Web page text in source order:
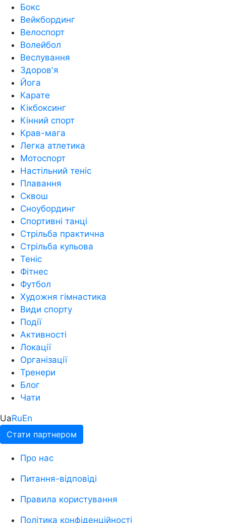
Бокс
Вейкбординг
Велоспорт
Волейбол
Веслування
Здоров'я
Йога
Карате
Кікбоксинг
Кінний спорт
Крав-мага
Легка атлетика
Мотоспорт
Настільний теніс
Плавання
Сквош
Сноубординг
Спортивні танці
Стрільба практична
Стрільба кульова
Теніс
Фітнес
Футбол
Художня гімнастика
Види спорту
Події
Активності
Локації
Організації
Тренери
Блог
Чати
UaRuEn
Стати партнером
Про нас
Питання-відповіді
Правила користування
Політика конфіденційності